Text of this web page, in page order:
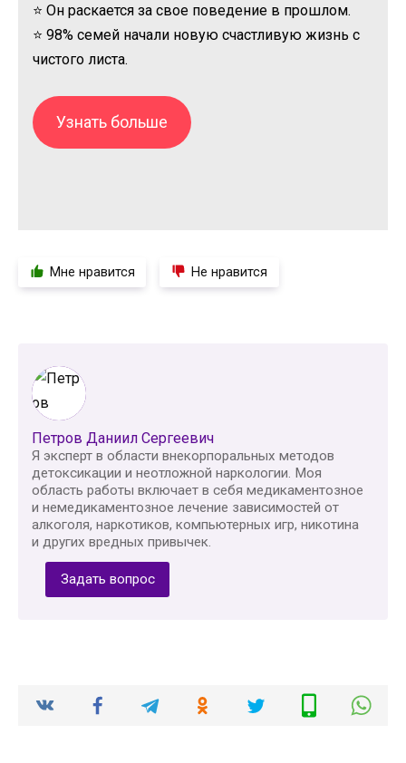
⭐ Он раскается за свое поведение в прошлом.
⭐ 98% семей начали новую счастливую жизнь с
чистого листа.
Узнать больше
Мне нравится Не нравится
Петров Даниил Сергеевич
Я эксперт в области внекорпоральных методов
детоксикации и неотложной наркологии. Моя
область работы включает в себя медикаментозное
и немедикаментозное лечение зависимостей от
алкоголя, наркотиков, компьютерных игр, никотина
и других вредных привычек.
Задать вопрос